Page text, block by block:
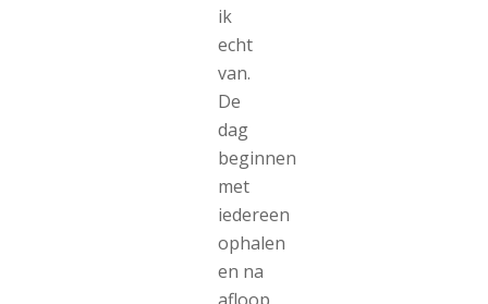
ik
echt
van.
De
dag
beginnen
met
iedereen
ophalen
en na